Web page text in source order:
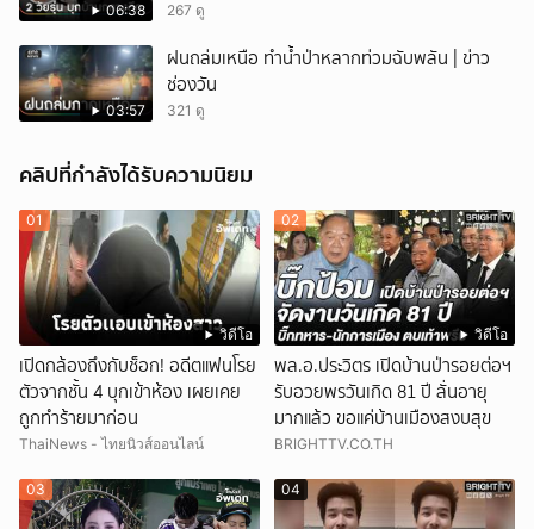
06:38 267 ดู
03:57
ฝนถล่มเหนือ ทำน้ำป่าหลากท่วมฉับพลัน | ข่าว
ช่องวัน
321 ดู
คลิปที่กำลังได้รับความนิยม
วิดีโอ
01
เปิดกล้องถึงกับช็อก! อดีตแฟนโรย
ตัวจากชั้น 4 บุกเข้าห้อง เผยเคย
ถูกทำร้ายมาก่อน
ThaiNews - ไทยนิวส์ออนไลน์
วิดีโอ
02
พล.อ.ประวิตร เปิดบ้านป่ารอยต่อฯ
รับอวยพรวันเกิด 81 ปี ลั่นอายุ
มากแล้ว ขอแค่บ้านเมืองสงบสุข
BRIGHTTV.CO.TH
03 04